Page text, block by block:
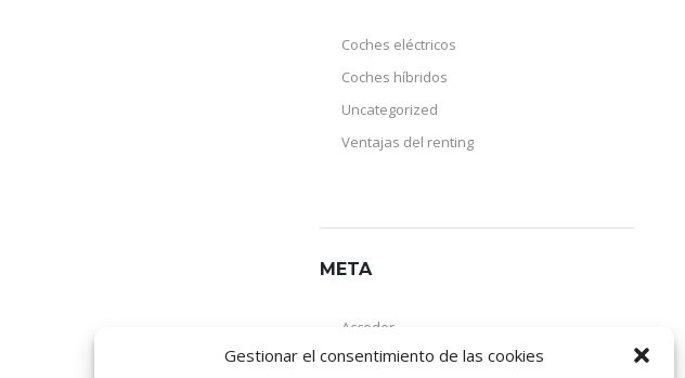
Gestionar el consentimiento de las cookies
Coches eléctricos
Coches híbridos
Uncategorized
Ventajas del renting
META
Acceder
Feed de entradas